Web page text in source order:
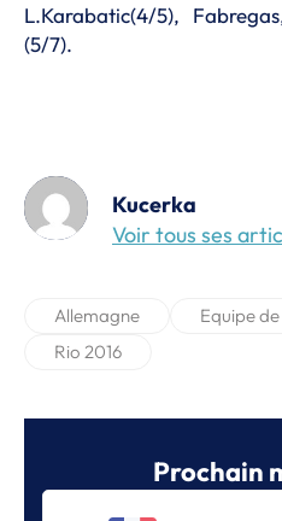
L.Karabatic(4/5),
(5/7).
Kucerka
Voir tous ses
Allemagne Equipe
Rio 2016
Prochain